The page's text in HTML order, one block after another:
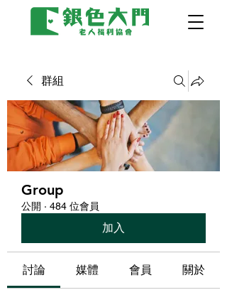
群組
Group
公開 · 484 位會員
加入
討論 媒體 會員 關於